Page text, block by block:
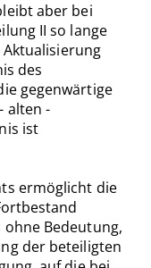
aber bei
II so lange
des
gegenwärtige
alten -
ist
ermöglicht die
Bedeutung,
der beteiligten